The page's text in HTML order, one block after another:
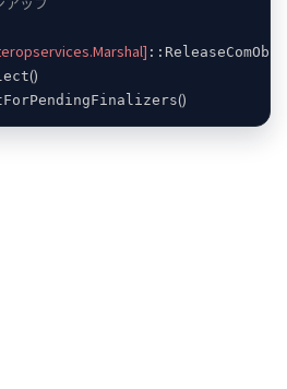
()
()